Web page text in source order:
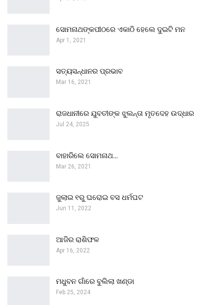
ସୋମନାଥଙ୍କପୀଠରେ ଏକାଠି ହେଲେ ଦୁଇଟି ମନ
Apr 1, 2021
ସତ୍ୟସନ୍ଧାନର ପ୍ରଭାବ
Mar 16, 2021
ରାଜଧାନୀରେ ଯୁବତୀଙ୍କ ଝୁଲନ୍ତା ମୃତଦେହ ଉଦ୍ଧାର
Jul 24, 2025
ବାହାରିଲେ ସୋମନାଥ…
Mar 26, 2021
ଜୁଲାଇ ୧ରୁ ଘରୋଇ ବସ ଧର୍ମଘଟ
Jun 11, 2022
ଆଜିର ରାଶିଫଳ
Apr 16, 2022
ମଧୁବନ ଗାଁରେ ବୁଲିଲା ଖଣ୍ଡା
Feb 25, 2024